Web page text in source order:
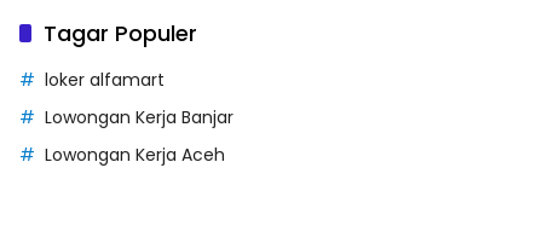
Tagar Populer
loker alfamart
Lowongan Kerja Banjar
Lowongan Kerja Aceh